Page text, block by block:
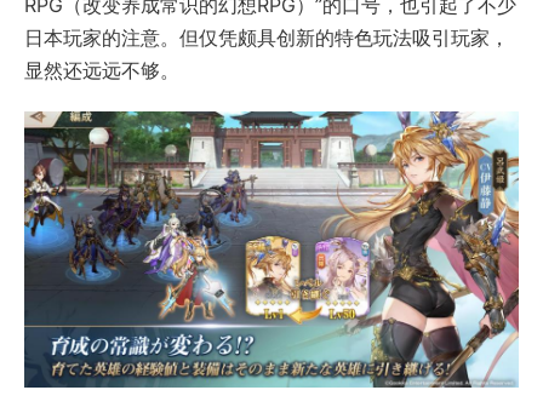
RPG（改变养成常识的幻想RPG）”的口号，也引起了不少
日本玩家的注意。但仅凭颇具创新的特色玩法吸引玩家，
显然还远远不够。